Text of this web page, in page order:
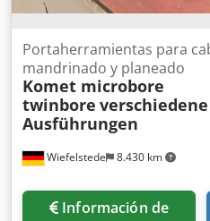
Wiefelstede 8.430 km
Portaherramientas para
mandrinado y planeado
Komet microbore
twinbore verschiedene
Ausführungen
Información de